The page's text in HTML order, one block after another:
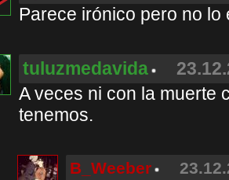
Parece irónico pero no lo
tuluzmedavida
A veces ni con la muerte
tenemos.
B_Weeber